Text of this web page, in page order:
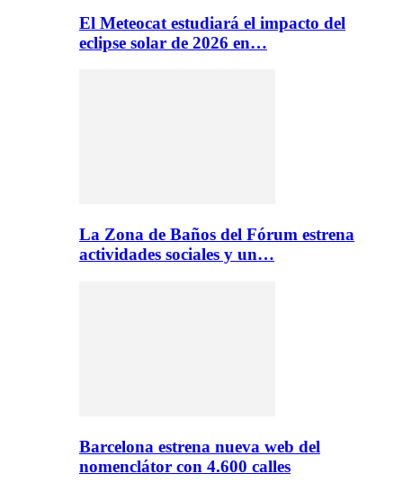
El Meteocat estudiará el impacto del
eclipse solar de 2026 en…
La Zona de Baños del Fórum estrena
actividades sociales y un…
Barcelona estrena nueva web del
nomenclátor con 4.600 calles